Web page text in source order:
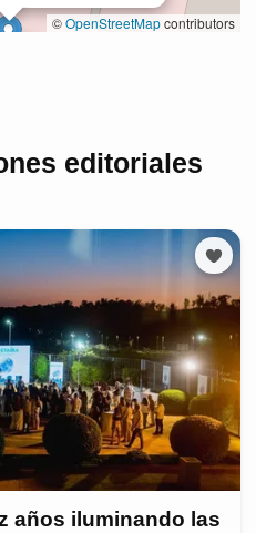
editoriales
años iluminando las